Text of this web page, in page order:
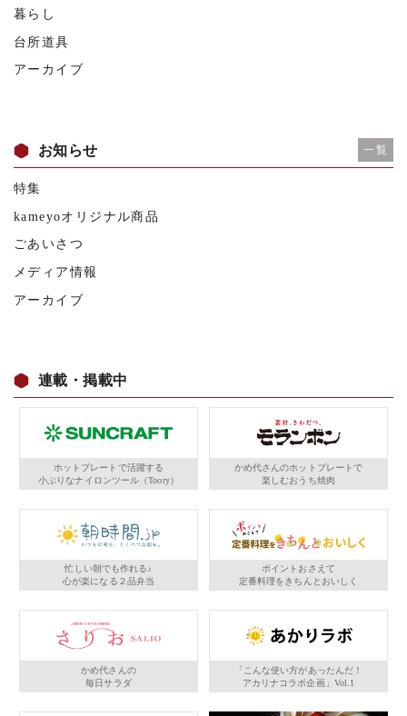
暮らし
台所道具
アーカイブ
お知らせ 一覧
特集
kameyoオリジナル商品
ごあいさつ
メディア情報
アーカイブ
連載・掲載中
ホットプレートで活躍する
小ぶりなナイロンツール（Toory）
かめ代さんのホットプレートで
楽しむおうち焼肉
忙しい朝でも作れる♪
心が楽になる２品弁当
ポイントおさえて
定番料理をきちんとおいしく
かめ代さんの
毎日サラダ
「こんな使い方があったんだ！
アカリナコラボ企画」Vol.1